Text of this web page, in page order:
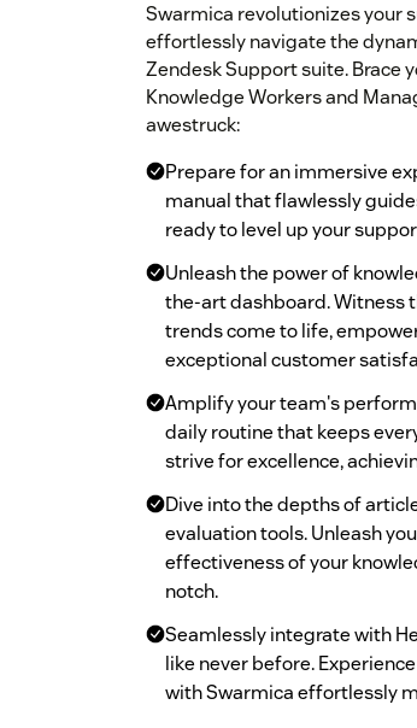
Swarmica revolutionizes your
effortlessly navigate the
Zendesk Support suite. Brace
Knowledge Workers and
awestruck:
Prepare for an immersive
manual that flawlessly
ready to level up your
Unleash the power of
the-art dashboard. Witness
trends come to life,
exceptional customer
Amplify your team's
daily routine that keeps
strive for excellence,
Dive into the depths of
evaluation tools. Unleash
effectiveness of your
notch.
Seamlessly integrate with
like never before.
with Swarmica effortlessly